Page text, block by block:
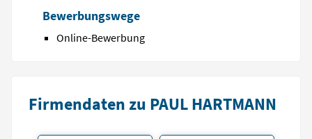
Bewerbungswege
Online-Bewerbung
Firmendaten zu PAUL HARTMANN